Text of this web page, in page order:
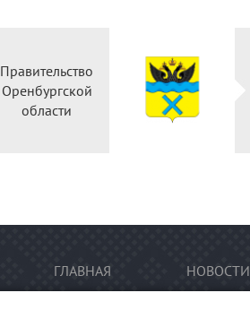
Правительство
Оренбургской
области
ГЛАВНАЯ НОВОСТИ